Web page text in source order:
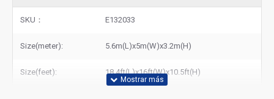
SKU： E132033
Size(meter): 5.6m(L)x5m(W)x3.2m(H)
Size(feet): 18.4ft(L)x16ft(W)x10.5ft(H)